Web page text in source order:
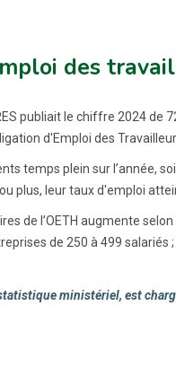
des
publiait le chiffre 2024
d'Emploi des
temps plein sur l’année,
plus, leur taux d'emploi
de l’OETH augmente
de 250 à 499 salariés
ministériel, est